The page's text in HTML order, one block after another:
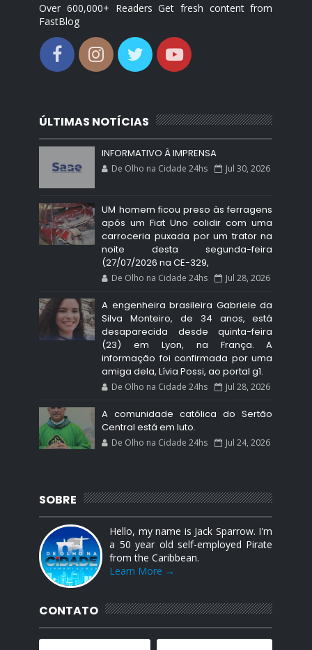
Over 600,000+ Readers Get fresh content from
FastBlog
ÚLTIMAS NOTÍCIAS
INFORMATIVO À IMPRENSA
De Olho na Cidade 24hs Jul 30, 2026
UM homem ficou preso às ferragens
após um Fiat Uno colidir com uma
carroceria puxada por um trator na
noite desta segunda-feira
(27/07/2026 na CE-329,
De Olho na Cidade 24hs Jul 28, 2026
A engenheira brasileira Gabriele da
Silva Monteiro, de 34 anos, está
desaparecida desde quinta-feira
(23) em Lyon, na França. A
informação foi confirmada por uma
amiga dela, Lívia Possi, ao portal g1.
De Olho na Cidade 24hs Jul 28, 2026
A comunidade católica do Sertão
Central está em luto.
De Olho na Cidade 24hs Jul 24, 2026
SOBRE
Hello, my name is Jack Sparrow. I'm
a 50 year old self-employed Pirate
from the Caribbean.
Learn More →
CONTATO